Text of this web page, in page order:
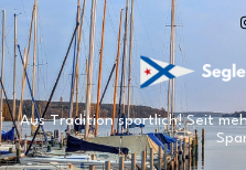
Aus Tradition sportlich! Seit